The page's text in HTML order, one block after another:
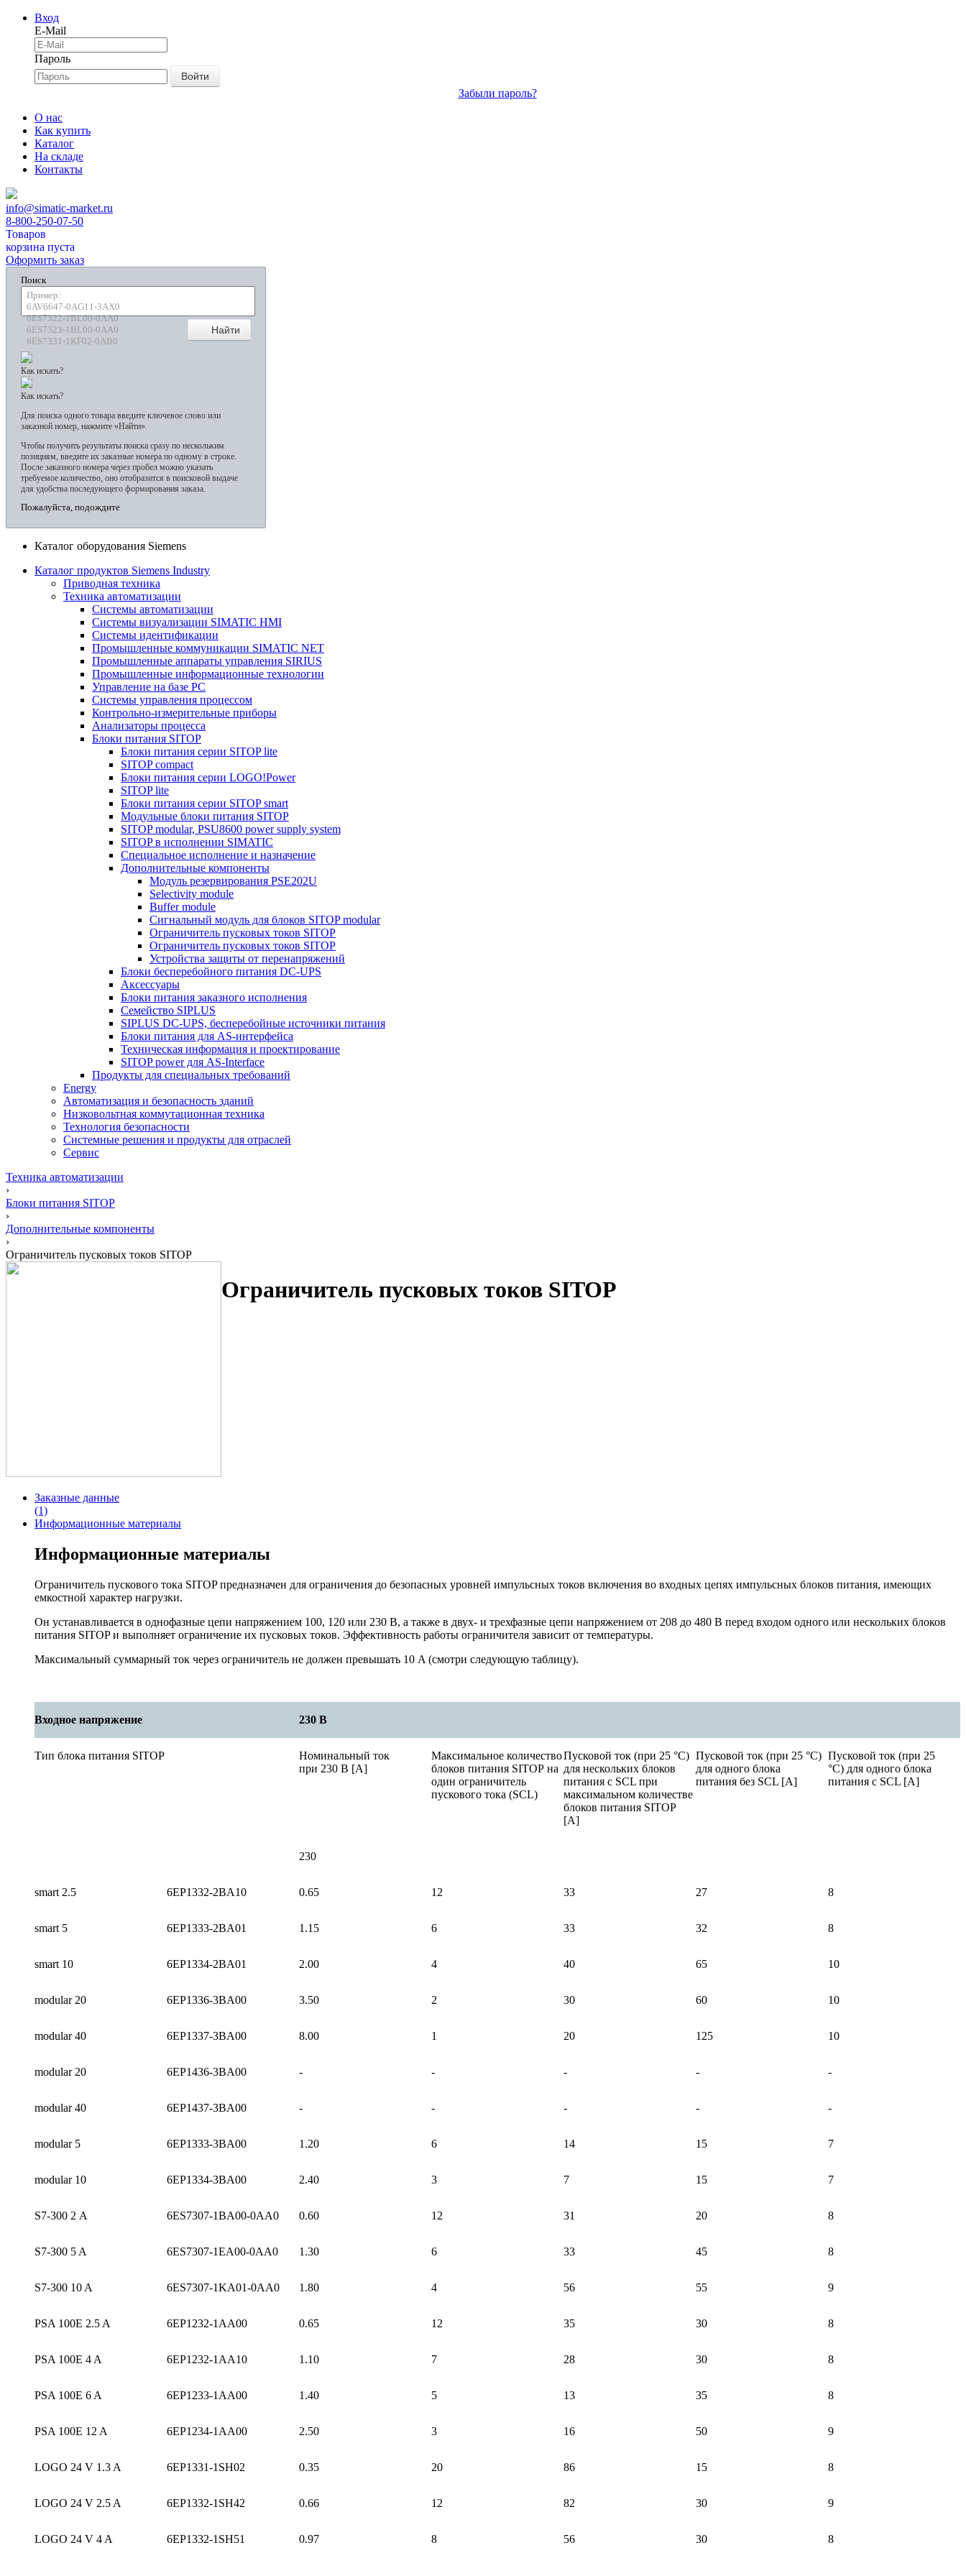
Вход
E-Mail
Пароль
Войти
Забыли пароль?
О нас
Как купить
Каталог
На складе
Контакты
info@simatic-market.ru
8-800-250-07-50
Товаров
корзина пуста
Оформить заказ
Поиск
Пример:
6AV6647-0AG11-3AX0
6ES7322-1BL00-0AA0
6ES7323-1BL00-0AA0
6ES7331-1KF02-0AB0
Найти
Как искать?
Как искать?
Для поиска одного товара введите ключевое слово или
заказной номер, нажмите «Найти».
Чтобы получить результаты поиска сразу по нескольким
позициям, введите их заказные номера по одному в строке.
После заказного номера через пробел можно указать
требуемое количество, оно отобразится в поисковой выдаче
для удобства последующего формирования заказа.
Пожалуйста, подождите
Каталог оборудования Siemens
Каталог продуктов Siemens Industry
Приводная техника
Техника автоматизации
Системы автоматизации
Системы визуализации SIMATIC HMI
Системы идентификации
Промышленные коммуникации SIMATIC NET
Промышленные аппараты управления SIRIUS
Промышленные информационные технологии
Управление на базе РС
Системы управления процессом
Контрольно-измерительные приборы
Анализаторы процесса
Блоки питания SITOP
Блоки питания серии SITOP lite
SITOP compact
Блоки питания серии LOGO!Power
SITOP lite
Блоки питания серии SITOP smart
Модульные блоки питания SITOP
SITOP modular, PSU8600 power supply system
SITOP в исполнении SIMATIC
Специальное исполнение и назначение
Дополнительные компоненты
Модуль резервирования PSE202U
Selectivity module
Buffer module
Сигнальный модуль для блоков SITOP modular
Ограничитель пусковых токов SITOP
Ограничитель пусковых токов SITOP
Устройства защиты от перенапряжений
Блоки бесперебойного питания DC-UPS
Аксессуары
Блоки питания заказного исполнения
Семейство SIPLUS
SIPLUS DC-UPS, бесперебойные источники питания
Блоки питания для AS-интерфейса
Техническая информация и проектирование
SITOP power для AS-Interface
Продукты для специальных требований
Energy
Автоматизация и безопасность зданий
Низковольтная коммутационная техника
Технология безопасности
Системные решения и продукты для отраслей
Сервис
Техника автоматизации
›
Блоки питания SITOP
›
Дополнительные компоненты
›
Ограничитель пусковых токов SITOP
Ограничитель пусковых токов SITOP
Заказные данные
(1)
Информационные материалы
Информационные материалы
Ограничитель пускового тока SITOP предназначен для ограничения до безопасных уровней импульсных токов включения во входных цепях импульсных блоков питания, имеющих
емкостной характер нагрузки.
Он устанавливается в однофазные цепи напряжением 100, 120 или 230 В, а также в двух- и трехфазные цепи напряжением от 208 до 480 В перед входом одного или нескольких блоков
питания SITOP и выполняет ограничение их пусковых токов. Эффективность работы ограничителя зависит от температуры.
Максимальный суммарный ток через ограничитель не должен превышать 10 A (смотри следующую таблицу).
Входное напряжение 230 В
Тип блока питания SITOP
Номинальный ток
при 230 В [A]
Максимальное количество
блоков питания SITOP на
один ограничитель
пускового тока (SCL)
Пусковой ток (при 25 °C)
для нескольких блоков
питания с SCL при
максимальном количестве
блоков питания SITOP
[A]
Пусковой ток (при 25 °C)
для одного блока
питания без SCL [A]
Пусковой ток (при 25
°C) для одного блока
питания с SCL [A]
230
smart 2.5 6EP1332-2BA10 0.65 12 33 27 8
smart 5 6EP1333-2BA01 1.15 6 33 32 8
smart 10 6EP1334-2BA01 2.00 4 40 65 10
modular 20 6EP1336-3BA00 3.50 2 30 60 10
modular 40 6EP1337-3BA00 8.00 1 20 125 10
modular 20 6EP1436-3BA00 - - - - -
modular 40 6EP1437-3BA00 - - - - -
modular 5 6EP1333-3BA00 1.20 6 14 15 7
modular 10 6EP1334-3BA00 2.40 3 7 15 7
S7-300 2 A 6ES7307-1BA00-0AA0 0.60 12 31 20 8
S7-300 5 A 6ES7307-1EA00-0AA0 1.30 6 33 45 8
S7-300 10 A 6ES7307-1KA01-0AA0 1.80 4 56 55 9
PSA 100E 2.5 A 6EP1232-1AA00 0.65 12 35 30 8
PSA 100E 4 A 6EP1232-1AA10 1.10 7 28 30 8
PSA 100E 6 A 6EP1233-1AA00 1.40 5 13 35 8
PSA 100E 12 A 6EP1234-1AA00 2.50 3 16 50 9
LOGO 24 V 1.3 A 6EP1331-1SH02 0.35 20 86 15 8
LOGO 24 V 2.5 A 6EP1332-1SH42 0.66 12 82 30 9
LOGO 24 V 4 A 6EP1332-1SH51 0.97 8 56 30 8